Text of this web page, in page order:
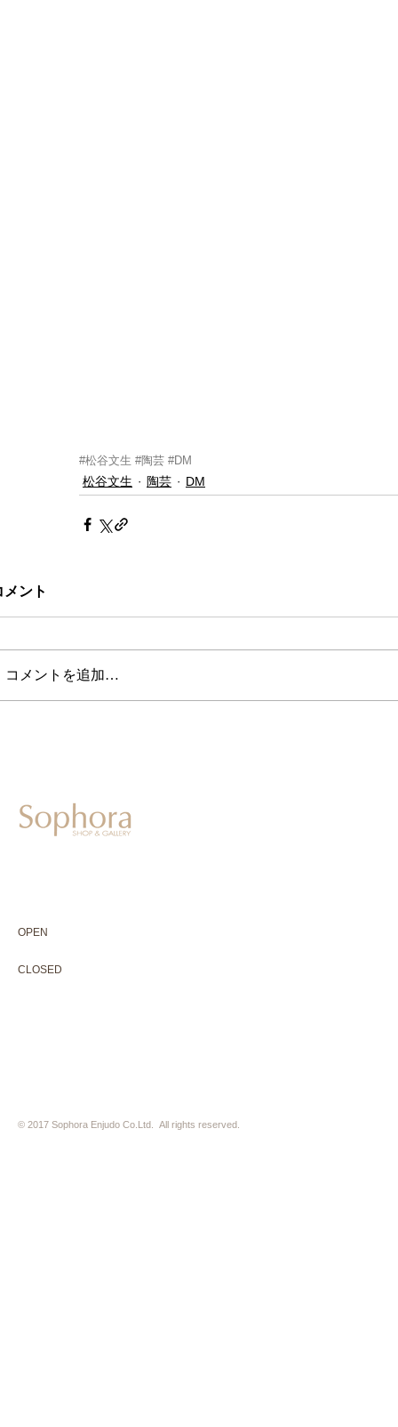
#松谷文生 #陶芸 #DM
松谷文生 陶芸 DM
メント
コメントを追加…
OPEN
CLOSED
© 2017 Sophora Enjudo Co.Ltd. All rights reserved.